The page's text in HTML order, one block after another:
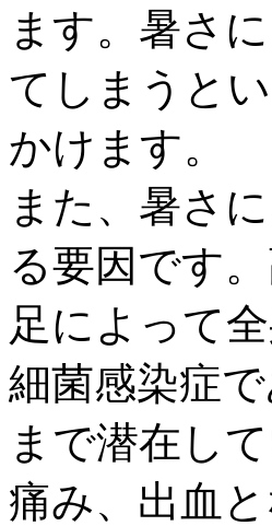
ます。暑さ
てしまうと
かけます。
また、暑さ
る要因です
足によって
細菌感染症
まで潜在し
痛み、出血